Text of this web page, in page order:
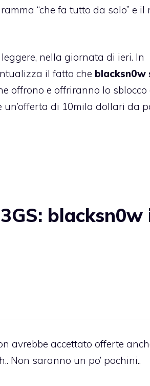
“che fa tutto da solo” e il
, nella giornata di ieri. In
il fatto che blacksn0w
offrono e offriranno lo sblocco
un’offerta di 10mila dollari da
blacksn0w
avrebbe accettato offerte
Non saranno un po’ pochini..